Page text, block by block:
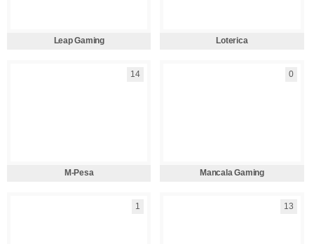
Leap Gaming Loterica
14
M-Pesa
0
Mancala Gaming
1 13